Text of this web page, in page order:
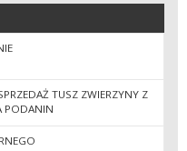
TUSZ ZWIERZYNY Z
PODANIN